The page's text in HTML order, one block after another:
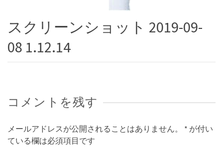
スクリーンショット 2019-09-
08 1.12.14
コメントを残す
メールアドレスが公開されることはありません。 * が付い
ている欄は必須項目です